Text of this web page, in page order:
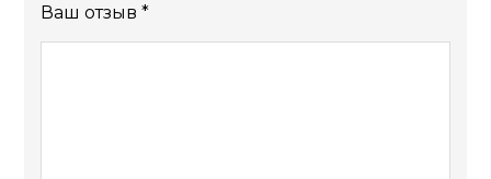
Ваш отзыв*